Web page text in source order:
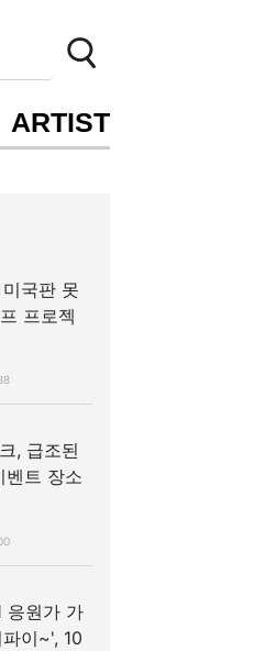
ARTIST
국판 못
프로젝
, 급조된
벤트 장소
응원가 가
이~', 10